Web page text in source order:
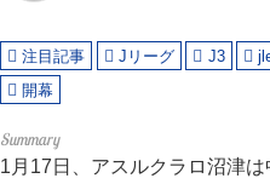
注目記事 Jリーグ J3
開幕
1月17日、アスルクラロ沼津